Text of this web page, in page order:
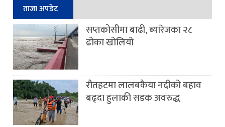
ताजा अपडेट
सप्तकोसीमा बाढी, ब्यारेजका २८
ढोका खोलियो
रौतहटमा लालबकैया नदीको बहाव
बढ्दा हुलाकी सडक अवरुद्ध